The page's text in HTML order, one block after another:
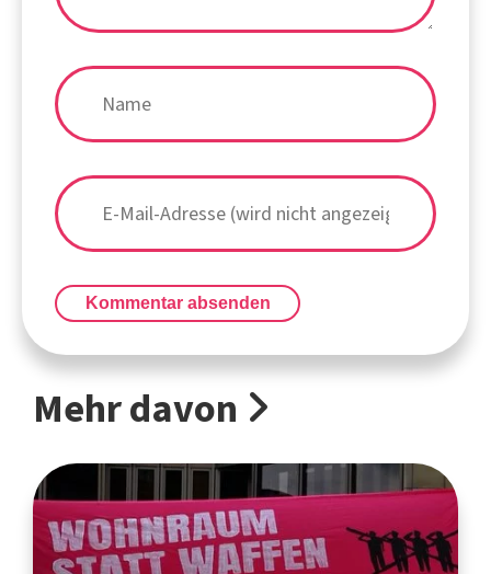
Kommentar absenden
Mehr davon